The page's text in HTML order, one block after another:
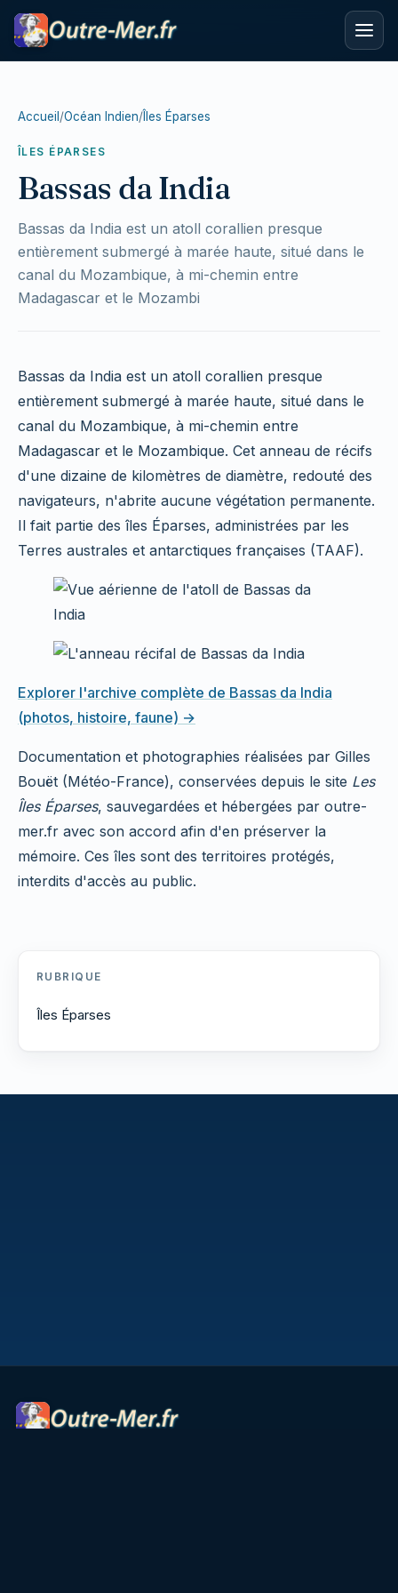
Accueil /Océan Indien/ Îles Éparses
ÎLES ÉPARSES
Bassas da India
Bassas da India est un atoll corallien presque
entièrement submergé à marée haute, situé dans le
canal du Mozambique, à mi-chemin entre
Madagascar et le Mozambi
Bassas da India est un atoll corallien presque
entièrement submergé à marée haute, situé dans le
canal du Mozambique, à mi-chemin entre
Madagascar et le Mozambique. Cet anneau de récifs
d'une dizaine de kilomètres de diamètre, redouté des
navigateurs, n'abrite aucune végétation permanente.
Il fait partie des îles Éparses, administrées par les
Terres australes et antarctiques françaises (TAAF).
Explorer l'archive complète de Bassas da India
(photos, histoire, faune) →
Documentation et photographies réalisées par Gilles
Bouët (Météo-France), conservées depuis le site Les
Îles Éparses, sauvegardées et hébergées par outre-
mer.fr avec son accord afin d'en préserver la
mémoire. Ces îles sont des territoires protégés,
interdits d'accès au public.
RUBRIQUE
Îles Éparses